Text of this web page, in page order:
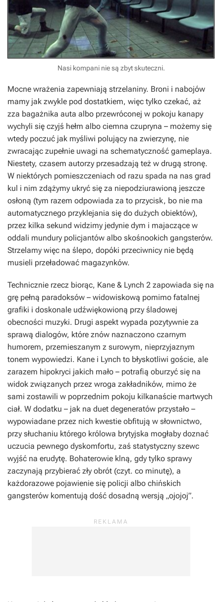
Nasi kompani nie są zbyt skuteczni.
Mocne wrażenia zapewniają strzelaniny. Broni i nabojów
mamy jak zwykle pod dostatkiem, więc tylko czekać, aż
zza bagażnika auta albo przewróconej w pokoju kanapy
wychyli się czyjś hełm albo ciemna czupryna – możemy się
wtedy poczuć jak myśliwi polujący na zwierzynę, nie
zwracając zupełnie uwagi na schematyczność gameplaya.
Niestety, czasem autorzy przesadzają też w drugą stronę.
W niektórych pomieszczeniach od razu spada na nas grad
kul i nim zdążymy ukryć się za niepodziurawioną jeszcze
osłoną (tym razem odpowiada za to przycisk, bo nie ma
automatycznego przyklejania się do dużych obiektów),
przez kilka sekund widzimy jedynie dym i majaczące w
oddali mundury policjantów albo skośnookich gangsterów.
Strzelamy więc na ślepo, dopóki przeciwnicy nie będą
musieli przeładować magazynków.
Technicznie rzecz biorąc, Kane & Lynch 2 zapowiada się na
grę pełną paradoksów – widowiskową pomimo fatalnej
grafiki i doskonale udźwiękowioną przy śladowej
obecności muzyki. Drugi aspekt wypada pozytywnie za
sprawą dialogów, które znów naznaczono czarnym
humorem, przemieszanym z surowym, nieprzyjaznym
tonem wypowiedzi. Kane i Lynch to błyskotliwi goście, ale
zarazem hipokryci jakich mało – potrafią oburzyć się na
widok związanych przez wroga zakładników, mimo że
sami zostawili w poprzednim pokoju kilkanaście martwych
ciał. W dodatku – jak na duet degeneratów przystało –
wypowiadane przez nich kwestie obfitują w słownictwo,
przy słuchaniu którego królowa brytyjska mogłaby doznać
uczucia pewnego dyskomfortu, zaś statystyczny szewc
wyjść na erudytę. Bohaterowie klną, gdy tylko sprawy
zaczynają przybierać zły obrót (czyt. co minutę), a
każdorazowe pojawienie się policji albo chińskich
gangsterów komentują dość dosadną wersją „ojojoj”.